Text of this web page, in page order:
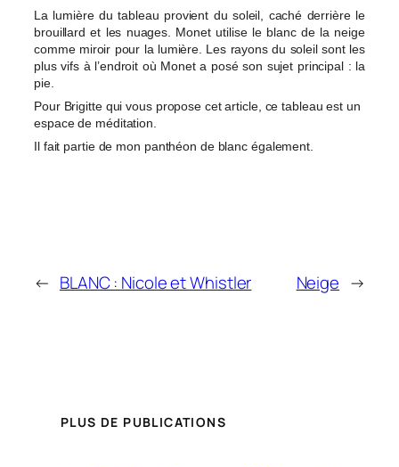
La lumière du tableau provient du soleil, caché derrière le
brouillard et les nuages. Monet utilise le blanc de la neige
comme miroir pour la lumière. Les rayons du soleil sont les
plus vifs à l’endroit où Monet a posé son sujet principal : la
pie.
Pour Brigitte qui vous propose cet article, ce tableau est un
espace de méditation.
Il fait partie de mon panthéon de blanc également.
← BLANC : Nicole et Whistler Neige →
PLUS DE PUBLICATIONS